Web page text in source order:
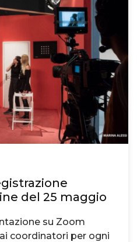
del 25 maggio
su Zoom
coordinatori per ogni